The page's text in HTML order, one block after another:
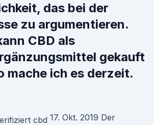
das bei der
zu argumentieren.
CBD als
gekauft
mache ich es derzeit.
17. Okt. 2019 Der